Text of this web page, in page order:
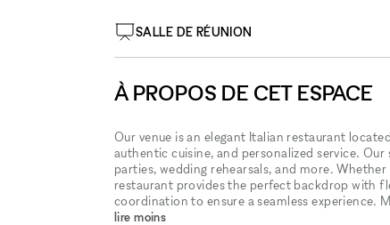
SALLE DE RÉUNION
À PROPOS DE CET ESPACE
Our venue is an elegant Italian restaurant
authentic cuisine, and personalized service.
parties, wedding rehearsals, and more.
restaurant provides the perfect backdrop with
coordination to ensure a seamless experience.
lire moins